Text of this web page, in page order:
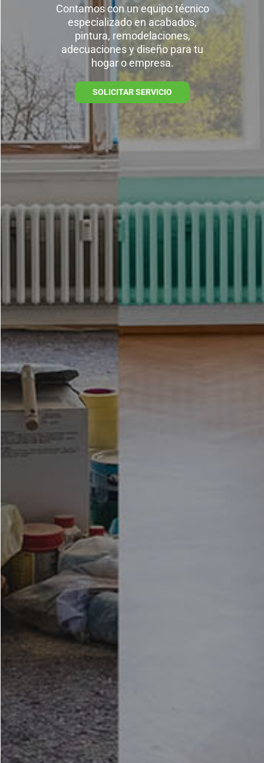
Contamos con un equipo técnico
especializado en acabados,
pintura, remodelaciones,
adecuaciones y diseño para tu
hogar o empresa.
SOLICITAR SERVICIO